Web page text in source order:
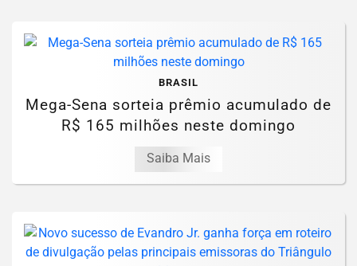
BRASIL
Mega-Sena sorteia prêmio acumulado de
R$ 165 milhões neste domingo
Saiba Mais